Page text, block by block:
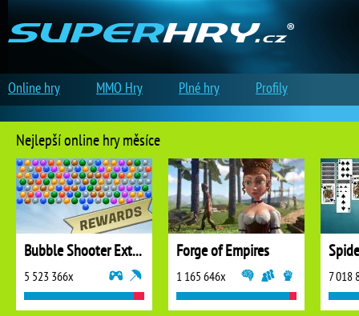
Nejlepší online hry měsíce
Bubble Shooter Extreme
5 523 366x
Forge of Empires
1 165 646x 7 018
Online hry MMO Hry Plné hry Profily